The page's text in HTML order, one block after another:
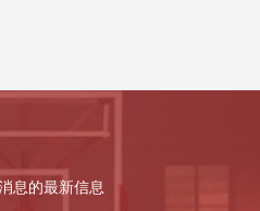
息的最新信息